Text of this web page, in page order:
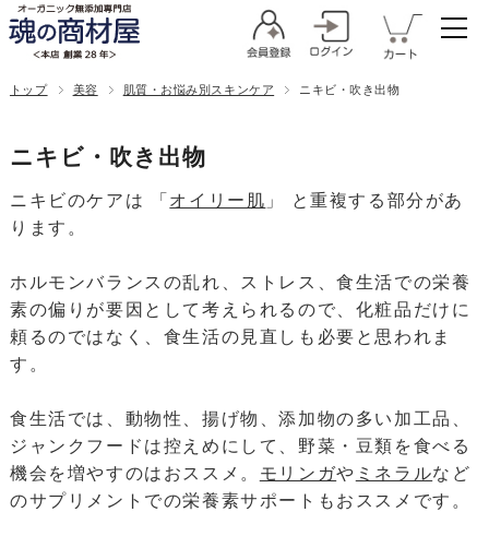
トップ 美容 肌質・お悩み別スキンケア ニキビ・吹き出物
ニキビ・吹き出物
ニキビのケアは 「 オイリー肌 」 と重複する部分があ
ります。
ホルモンバランスの乱れ、ストレス、食生活での栄養
素の偏りが要因として考えられるので、化粧品だけに
頼るのではなく、食生活の見直しも必要と思われま
す。
食生活では、動物性、揚げ物、添加物の多い加工品、
ジャンクフードは控えめにして、野菜・豆類を食べる
機会を増やすのはおススメ。 モリンガや ミネラルなど
のサプリメントでの栄養素サポートもおススメです。